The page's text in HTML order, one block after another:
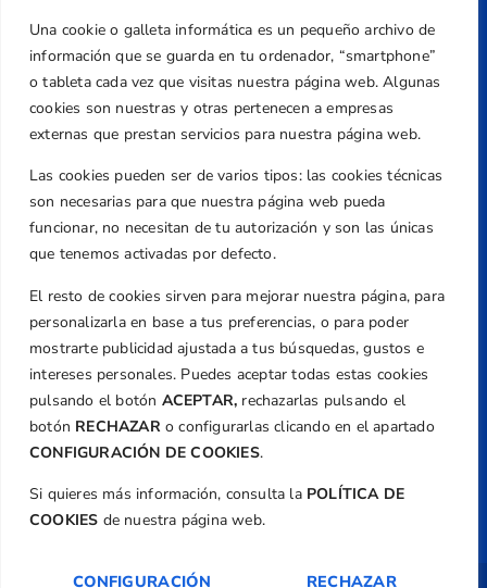
Una cookie o galleta informática es un pequeño archivo de
información que se guarda en tu ordenador, “smartphone”
o tableta cada vez que visitas nuestra página web. Algunas
cookies son nuestras y otras pertenecen a empresas
externas que prestan servicios para nuestra página web.
Las cookies pueden ser de varios tipos: las cookies técnicas
son necesarias para que nuestra página web pueda
funcionar, no necesitan de tu autorización y son las únicas
que tenemos activadas por defecto.
El resto de cookies sirven para mejorar nuestra página, para
personalizarla en base a tus preferencias, o para poder
mostrarte publicidad ajustada a tus búsquedas, gustos e
intereses personales. Puedes aceptar todas estas cookies
pulsando el botón ACEPTAR, rechazarlas pulsando el
botón RECHAZARo configurarlas clicando en el apartado
CONFIGURACIÓN DE COOKIES.
Si quieres más información, consulta la POLÍTICA DE
COOKIES de nuestra página web.
CONFIGURACIÓN RECHAZAR
Dirección
Centre de L´Esport, Carrer d'Isaac Peral i
Caballero, Nº 5, Despachos 2 y 3, 46980,
Valencia
+34 961 367 799
Email
federacion@golfcv.com
Aviso Legal
Política de Privacidad
Transparencia
Normativa
Federación